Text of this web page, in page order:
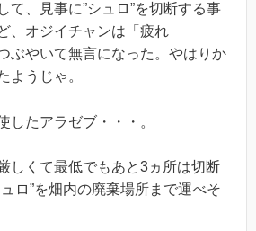
て、見事に”シュロ”を切断する事
、オジイチャンは「疲れ
ぶやいて無言になった。やはりか
ようじゃ。
したアラゼブ・・・。
しくて最低でもあと3ヵ所は切断
ロ”を畑内の廃棄場所まで運べそ